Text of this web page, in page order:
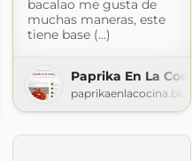
de Estela
bacalao me gusta de
muchas maneras, este
tiene base (...)
Paprika En La